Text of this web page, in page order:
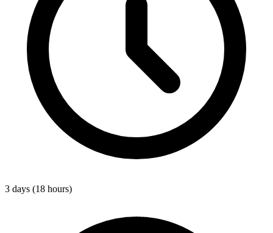
3 days (18 hours)